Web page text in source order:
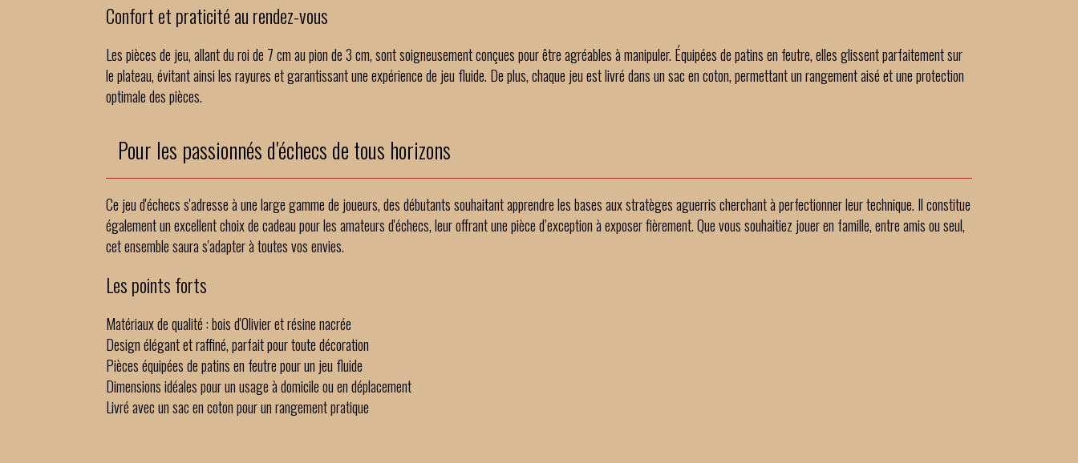
Confort et praticité au rendez-vous
Les pièces de jeu, allant du roi de 7 cm au pion de 3 cm, sont soigneusement conçues pour être agréables à manipuler. Équipées de patins en feutre, elles glissent parfaitement sur
le plateau, évitant ainsi les rayures et garantissant une expérience de jeu fluide. De plus, chaque jeu est livré dans un sac en coton, permettant un rangement aisé et une protection
optimale des pièces.
Pour les passionnés d'échecs de tous horizons
Ce jeu d'échecs s'adresse à une large gamme de joueurs, des débutants souhaitant apprendre les bases aux stratèges aguerris cherchant à perfectionner leur technique. Il constitue
également un excellent choix de cadeau pour les amateurs d'échecs, leur offrant une pièce d’exception à exposer fièrement. Que vous souhaitiez jouer en famille, entre amis ou seul,
cet ensemble saura s'adapter à toutes vos envies.
Les points forts
Matériaux de qualité : bois d'Olivier et résine nacrée
Design élégant et raffiné, parfait pour toute décoration
Pièces équipées de patins en feutre pour un jeu fluide
Dimensions idéales pour un usage à domicile ou en déplacement
Livré avec un sac en coton pour un rangement pratique